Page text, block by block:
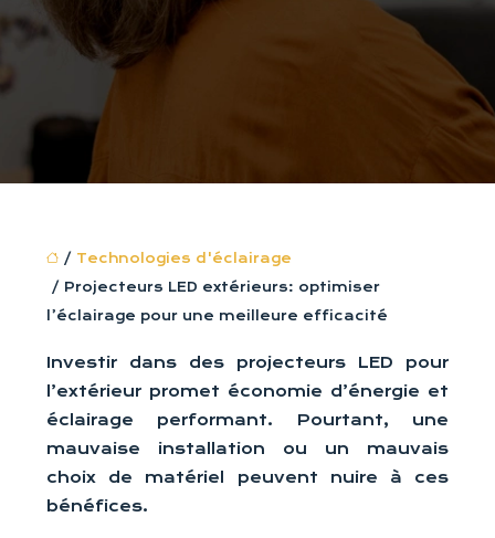
/ Technologies d'éclairage
/ Projecteurs LED extérieurs: optimiser
l’éclairage pour une meilleure efficacité
Investir dans des projecteurs LED pour
l’extérieur promet économie d’énergie et
éclairage performant. Pourtant, une
mauvaise installation ou un mauvais
choix de matériel peuvent nuire à ces
bénéfices.